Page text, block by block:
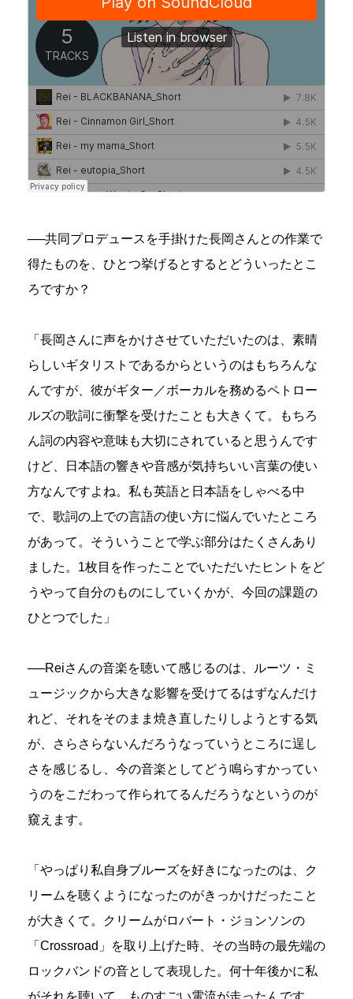
──共同プロデュースを手掛けた長岡さんとの作業で
得たものを、ひとつ挙げるとするとどういったとこ
ろですか？
「長岡さんに声をかけさせていただいたのは、素晴
らしいギタリストであるからというのはもちろんな
んですが、彼がギター／ボーカルを務めるペトロー
ルズの歌詞に衝撃を受けたことも大きくて。もちろ
ん詞の内容や意味も大切にされていると思うんです
けど、日本語の響きや音感が気持ちいい言葉の使い
方なんですよね。私も英語と日本語をしゃべる中
で、歌詞の上での言語の使い方に悩んでいたところ
があって。そういうことで学ぶ部分はたくさんあり
ました。1枚目を作ったことでいただいたヒントをど
うやって自分のものにしていくかが、今回の課題の
ひとつでした」
──Reiさんの音楽を聴いて感じるのは、ルーツ・ミ
ュージックから大きな影響を受けてるはずなんだけ
れど、それをそのまま焼き直したりしようとする気
が、さらさらないんだろうなっていうところに逞し
さを感じるし、今の音楽としてどう鳴らすかってい
うのをこだわって作られてるんだろうなというのが
窺えます。
「やっぱり私自身ブルーズを好きになったのは、ク
リームを聴くようになったのがきっかけだったこと
が大きくて。クリームがロバート・ジョンソンの
「Crossroad」を取り上げた時、その当時の最先端の
ロックバンドの音として表現した。何十年後かに私
がそれを聴いて、ものすごい電流が走ったんです。